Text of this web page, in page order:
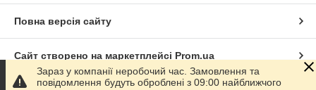
Повна версія сайту
Сайт створено на маркетплейсі Prom.ua
Зараз у компанії неробочий час. Замовлення та
повідомлення будуть оброблені з 09:00 найближчого